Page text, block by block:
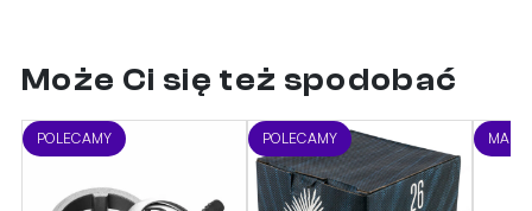
Może Ci się też spodobać
POLECAMY POLECAMY